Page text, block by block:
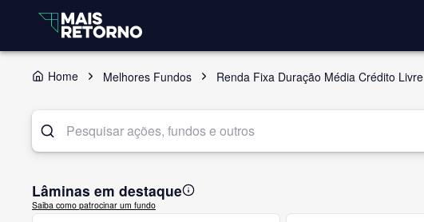
Home Melhores Fundos Renda Fixa Duração Média Crédito Livre
Lâminas em destaque
Saiba como patrocinar um fundo